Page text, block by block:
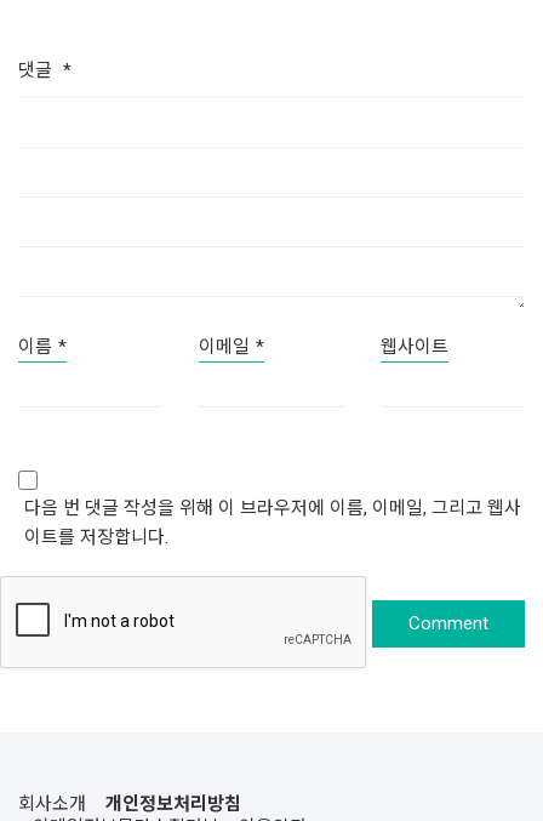
댓글 *
이름 * 이메일 * 웹사이트
다음 번 댓글 작성을 위해 이 브라우저에 이름, 이메일, 그리고 웹사
이트를 저장합니다.
회사소개
개인정보처리방침